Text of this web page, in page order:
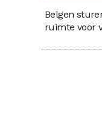
Belgen
ruimte voor